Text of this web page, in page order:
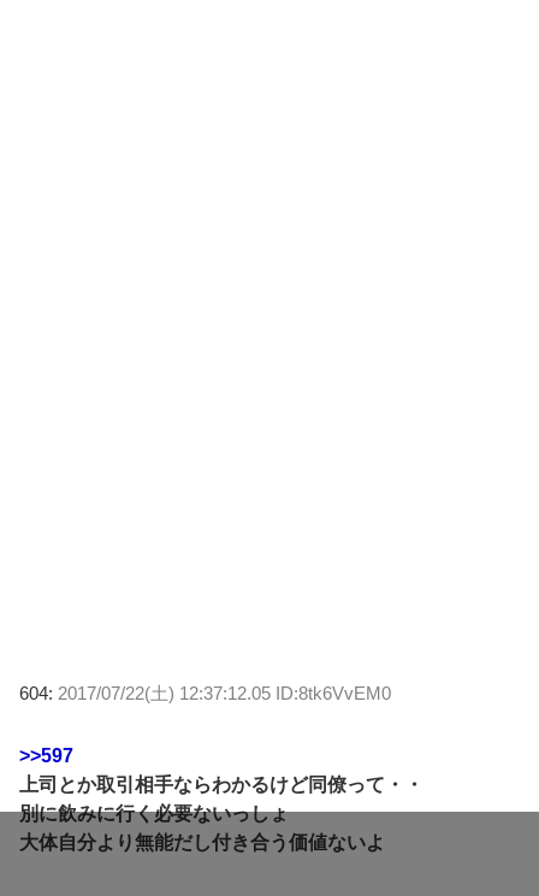
604: 2017/07/22(土) 12:37:12.05 ID:8tk6VvEM0
>>597
上司とか取引相手ならわかるけど同僚って・・
別に飲みに行く必要ないっしょ
大体自分より無能だし付き合う価値ないよ